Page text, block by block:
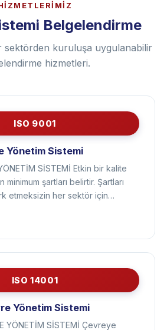
Belgelendirme
sektörden kuruluşa uygulanabilir
ISO 9001
Yönetim Sistemi
SİSTEMİ Etkin bir kalite
şartları belirtir. Şartları
etmeksizin her sektör için…
ISO 14001
Yönetim Sistemi